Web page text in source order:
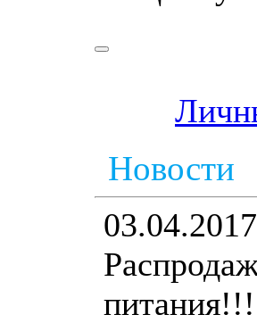
Новости
03.04.2017
питания!!!